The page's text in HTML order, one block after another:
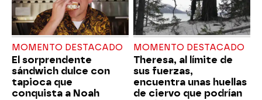
MOMENTO DESTACADO
El sorprendente
sándwich dulce con
tapioca que
conquista a Noah
MOMENTO DESTACADO
Theresa, al límite de
sus fuerzas,
encuentra unas huellas
de ciervo que podrían